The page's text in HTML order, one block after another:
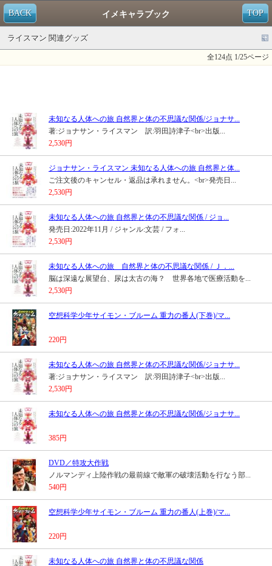
TOP
BACK イメキャラブック
ライスマン 関連グッズ
全124点 1/25ページ
未知なる人体への旅 自然界と体の不思議な関係/ジョナサ...
著:ジョナサン・ライスマン 訳:羽田詩津子<br>出版...
2,530円
ジョナサン・ライスマン 未知なる人体への旅 自然界と体...
ご注文後のキャンセル・返品は承れません。<br>発売日...
2,530円
未知なる人体への旅 自然界と体の不思議な関係 / ジョ...
発売日:2022年11月 / ジャンル:文芸 / フォ...
2,530円
未知なる人体への旅 自然界と体の不思議な関係 / Ｊ．...
脳は深遠な展望台、尿は太古の海？ 世界各地で医療活動を...
2,530円
空想科学少年サイモン・ブルーム 重力の番人(下巻)/マ...
220円
未知なる人体への旅 自然界と体の不思議な関係/ジョナサ...
著:ジョナサン・ライスマン 訳:羽田詩津子<br>出版...
2,530円
未知なる人体への旅 自然界と体の不思議な関係/ジョナサ...
385円
DVD／特攻大作戦
ノルマンディ上陸作戦の最前線で敵軍の破壊活動を行なう部...
540円
空想科学少年サイモン・ブルーム 重力の番人(上巻)/マ...
220円
未知なる人体への旅 自然界と体の不思議な関係